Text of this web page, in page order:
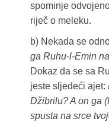
spominje
riječ o meleku.
b) Nekada se
ga Ruhu-l-Emin
Dokaz da se sa
jeste sljedeći ajet:
Džibrilu? A on ga
spusta na srce